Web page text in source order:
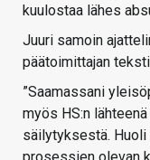
kuulostaa lähes
Juuri samoin
päätoimittajan
”Saamassani
myös HS:n
säilytyksestä. Huoli
prosessien olevan